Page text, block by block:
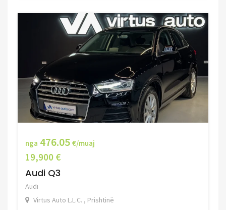
nga 476.05 €/muaj
19,900 €
Audi Q3
Audi
Virtus Auto L.L.C. , Prishtinë